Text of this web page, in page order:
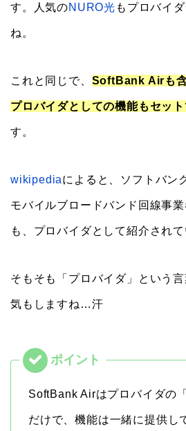
す。人気のNURO光 もプロバイ
ね。
これと同じで、 SoftBank Airも
プロバイダとしての機能もセッ
す。
wikipediaによると、ソフトバン
モバイルブロードバンド回線事
も、プロバイダとして紹介されて
そもそも「プロバイダ」という
気もしますね…汗
SoftBank Airはプロバイダの
だけで、機能は一緒に提供し